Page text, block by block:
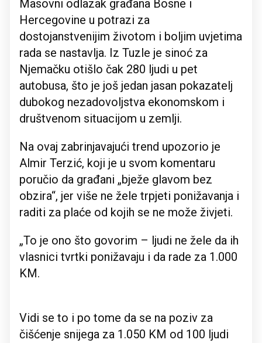
Masovni odlazak građana Bosne i
Hercegovine u potrazi za
dostojanstvenijim životom i boljim uvjetima
rada se nastavlja. Iz Tuzle je sinoć za
Njemačku otišlo čak 280 ljudi u pet
autobusa, što je još jedan jasan pokazatelj
dubokog nezadovoljstva ekonomskom i
društvenom situacijom u zemlji.
Na ovaj zabrinjavajući trend upozorio je
Almir Terzić, koji je u svom komentaru
poručio da građani „bježe glavom bez
obzira“, jer više ne žele trpjeti ponižavanja i
raditi za plaće od kojih se ne može živjeti.
„To je ono što govorim – ljudi ne žele da ih
vlasnici tvrtki ponižavaju i da rade za 1.000
KM.
Vidi se to i po tome da se na poziv za
čišćenje snijega za 1.050 KM od 100 ljudi